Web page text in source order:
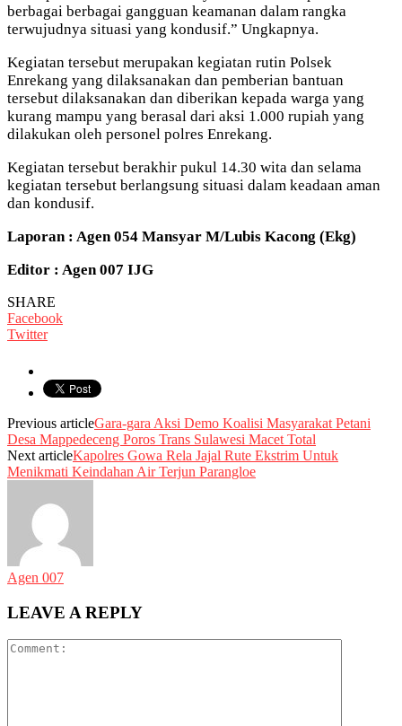
berbagai berbagai gangguan keamanan dalam rangka
terwujudnya situasi yang kondusif.” Ungkapnya.
Kegiatan tersebut merupakan kegiatan rutin Polsek
Enrekang yang dilaksanakan dan pemberian bantuan
tersebut dilaksanakan dan diberikan kepada warga yang
kurang mampu yang berasal dari aksi 1.000 rupiah yang
dilakukan oleh personel polres Enrekang.
Kegiatan tersebut berakhir pukul 14.30 wita dan selama
kegiatan tersebut berlangsung situasi dalam keadaan aman
dan kondusif.
Laporan : Agen 054 Mansyar M/Lubis Kacong (Ekg)
Editor : Agen 007 IJG
SHARE
Facebook
Twitter
Previous articleGara-gara Aksi Demo Koalisi Masyarakat Petani
Desa Mappedeceng Poros Trans Sulawesi Macet Total
Next articleKapolres Gowa Rela Jajal Rute Ekstrim Untuk
Menikmati Keindahan Air Terjun Parangloe
Agen 007
LEAVE A REPLY